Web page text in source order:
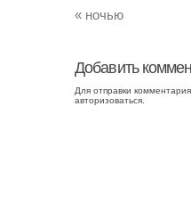
« ночью
Добавить
Для отправки
авторизоваться